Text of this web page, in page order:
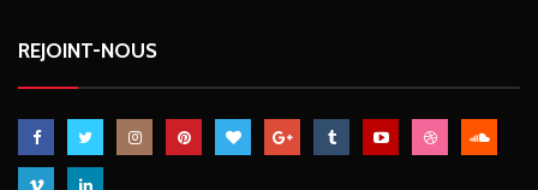
REJOINT-NOUS